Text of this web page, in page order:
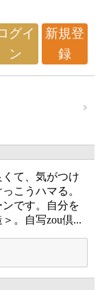
グイ
ン
新規登
録
て、気がつけ
こうハマる。
です。自分を
。自写zou倶...